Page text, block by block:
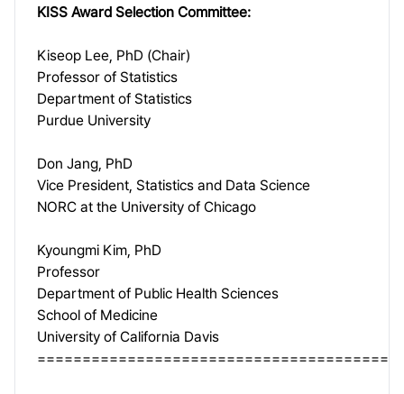
KISS Award Selection Committee:
Kiseop Lee, PhD (Chair)
Professor of Statistics
Department of Statistics
Purdue University
Don Jang, PhD
Vice President, Statistics and Data Science
NORC at the University of Chicago
Kyoungmi Kim, PhD
Professor
Department of Public Health Sciences
School of Medicine
University of California Davis